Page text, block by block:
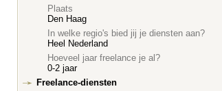
Plaats
Den Haag
In welke regio's bied jij je diensten aan?
Heel Nederland
Hoeveel jaar freelance je al?
0-2 jaar
Freelance-diensten